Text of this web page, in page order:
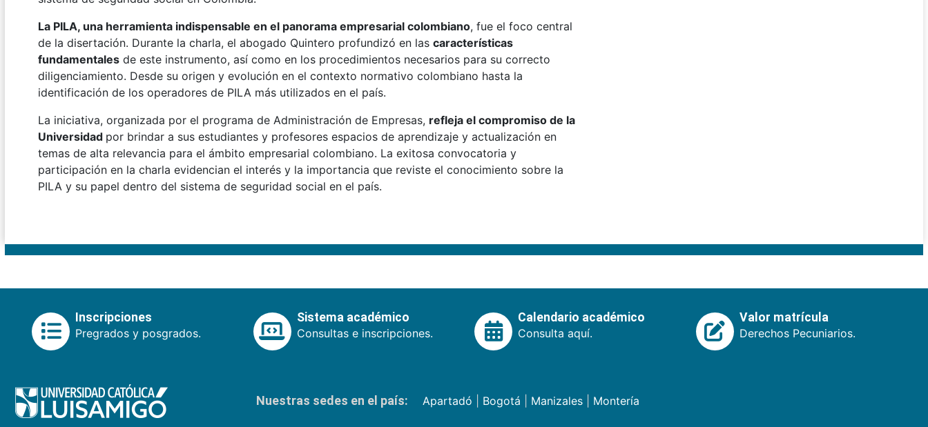
La PILA, una herramienta indispensable en el panorama empresarial colombiano, fue el foco central
de la disertación. Durante la charla, el abogado Quintero profundizó en las características
fundamentales de este instrumento, así como en los procedimientos necesarios para su correcto
diligenciamiento. Desde su origen y evolución en el contexto normativo colombiano hasta la
identificación de los operadores de PILA más utilizados en el país.
La iniciativa, organizada por el programa de Administración de Empresas, refleja el compromiso de la
Universidad por brindar a sus estudiantes y profesores espacios de aprendizaje y actualización en
temas de alta relevancia para el ámbito empresarial colombiano. La exitosa convocatoria y
participación en la charla evidencian el interés y la importancia que reviste el conocimiento sobre la
PILA y su papel dentro del sistema de seguridad social en el país.
Inscripciones
Pregrados y posgrados.
Sistema académico
Consultas e inscripciones.
Calendario académico
Consulta aquí.
Valor matrícula
Derechos Pecuniarios.
Nuestras sedes en el país: Apartadó Bogotá Manizales| Montería